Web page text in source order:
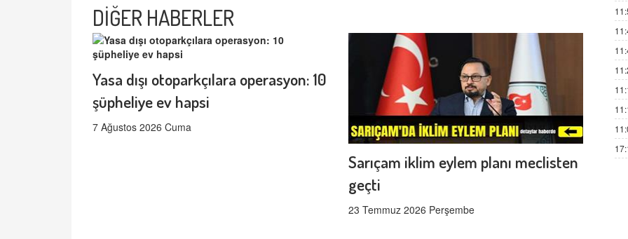
DİĞER HABERLER
Yasa dışı otoparkçılara operasyon: 10
şüpheliye ev hapsi
7 Ağustos 2026 Cuma
Sarıçam iklim eylem planı meclisten
geçti
23 Temmuz 2026 Perşembe